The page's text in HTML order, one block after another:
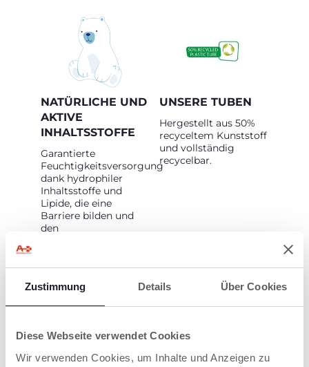
Zustimmung Details Über Cookies
Diese Webseite verwendet Cookies
Wir verwenden Cookies, um Inhalte und Anzeigen zu
NATÜRLICHE UND
AKTIVE
INHALTSSTOFFE
Garantierte
Feuchtigkeitsversorgung
dank hydrophiler
Inhaltsstoffe und
Lipide, die eine
Barriere bilden und
den
UNSERE TUBEN
Hergestellt aus 50%
recyceltem Kunststoff
und vollständig
recycelbar.